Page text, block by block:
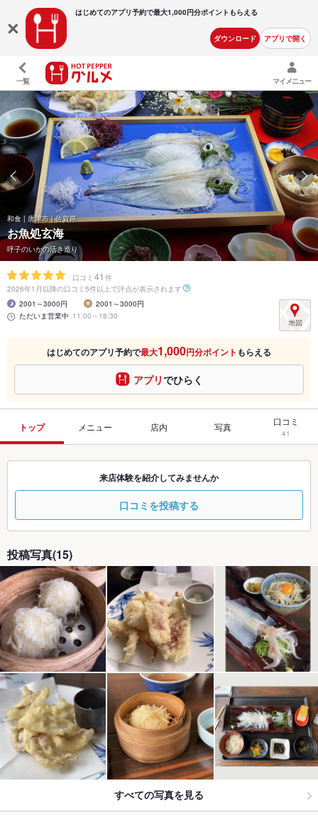
はじめてのアプリ予約で最大1,000円分ポイントもらえる
ダウンロード アプリで開く
一覧 マイメニュー
和食 | 唐津市 | 佐賀県
お魚処玄海
呼子のいかの活き造り
- 口コミ 41 件
2026年1月以降の口コミ5件以上で評点が表示されます
2001～3000円
2001～3000円
ただいま営業中 11:00～18:30
はじめてのアプリ予約で最大1,000円分ポイント もらえる
アプリでひらく
トップ メニュー 店内 写真 口コミ
41
来店体験を紹介してみませんか
口コミを投稿する
投稿写真(15)
すべての写真を見る